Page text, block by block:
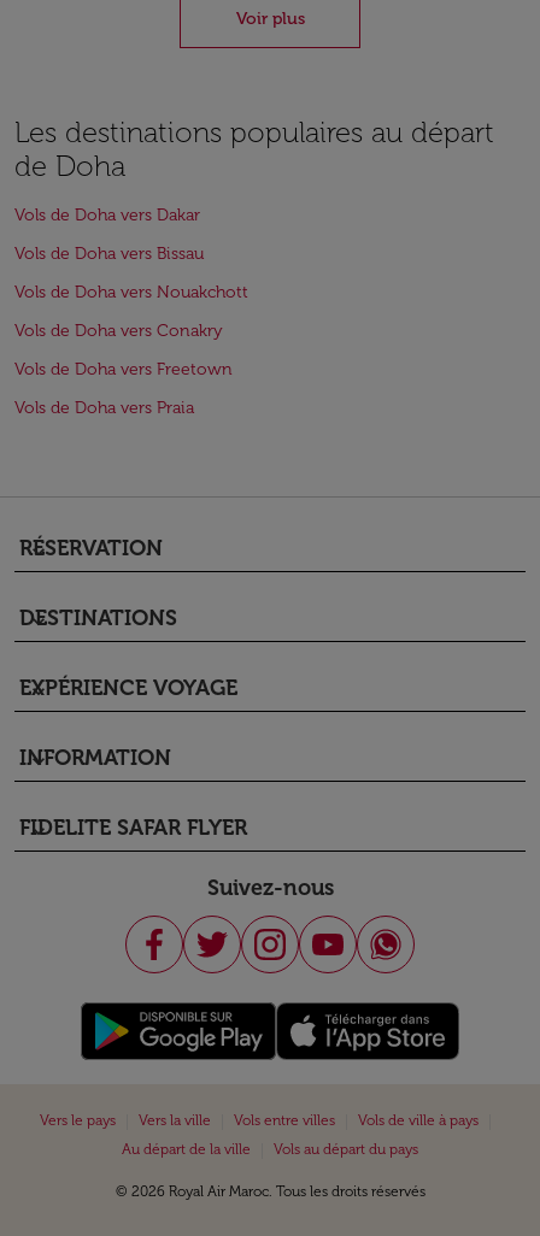
Voir plus
Les destinations populaires au départ
de Doha
Vols de Doha vers Dakar
Vols de Doha vers Bissau
Vols de Doha vers Nouakchott
Vols de Doha vers Conakry
Vols de Doha vers Freetown
Vols de Doha vers Praia
RÉSERVATION
keyboard_arrow_down
DESTINATIONS
keyboard_arrow_down
EXPÉRIENCE VOYAGE
keyboard_arrow_down
INFORMATION
keyboard_arrow_down
FIDELITE SAFAR FLYER
keyboard_arrow_down
Suivez-nous
Vers le pays Vers la ville Vols entre villes Vols de ville à pays
Au départ de la ville
Vols au départ du pays
© 2026 Royal Air Maroc. Tous les droits réservés